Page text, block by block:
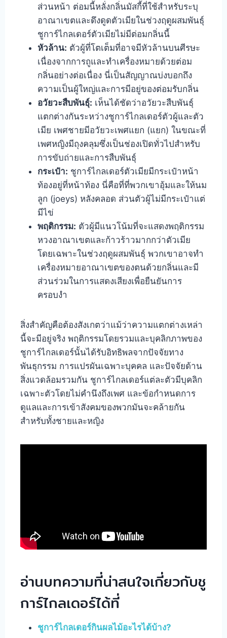
ส่วนหน้า ต่อมนี้หลั่งกลิ่นมัสกี้ที่ใช้สำหรับระบุ
อาณาเขตและดึงดูดตัวเมียในช่วงฤดูผสมพันธุ์
ชูการ์ไกลเดอร์ตัวเมียไม่มีต่อมกลิ่นนี้
หัวล้าน: ตัวผู้ที่โตเต็มที่อาจมีหัวล้านบนศีรษะ
เนื่องจากการถูและทำเครื่องหมายด้วยต่อม
กลิ่นอย่างต่อเนื่อง นี่เป็นสัญญาณบ่งบอกถึง
ความเป็นผู้ใหญ่และการมีอยู่ของต่อมรับกลิ่น
อวัยวะสืบพันธุ์: เห็นได้ชัดว่าอวัยวะสืบพันธุ์
แตกต่างกันระหว่างชูการ์ไกลเดอร์ตัวผู้และตัว
เมีย เพศชายมีอวัยวะเพศแยก (แยก) ในขณะที่
เพศหญิงมีถุงคลุมซึ่งเป็นช่องเปิดทั่วไปสำหรับ
การขับถ่ายและการสืบพันธุ์
กระเป๋า: ชูการ์ไกลเดอร์ตัวเมียมีกระเป๋าหน้า
ท้องอยู่ที่หน้าท้อง นี่คือที่ที่พวกเขาอุ้มและให้นม
ลูก (joeys) หลังคลอด ส่วนตัวผู้ไม่มีกระเป๋าแต่
มีไข่
พฤติกรรม: ตัวผู้มีแนวโน้มที่จะแสดงพฤติกรรม
หวงอาณาเขตและก้าวร้าวมากกว่าตัวเมีย
โดยเฉพาะในช่วงฤดูผสมพันธุ์ พวกเขาอาจทำ
เครื่องหมายอาณาเขตของตนด้วยกลิ่นและมี
ส่วนร่วมในการแสดงเสียงเพื่อยืนยันการ
ครอบงำ
สิ่งสำคัญคือต้องสังเกตว่าแม้ว่าความแตกต่างเหล่า
นี้จะมีอยู่จริง พฤติกรรมโดยรวมและบุคลิกภาพของ
ชูการ์ไกลเดอร์นั้นได้รับอิทธิพลจากปัจจัยทาง
พันธุกรรม การแปรผันเฉพาะบุคคล และปัจจัยด้าน
สิ่งแวดล้อมรวมกัน ชูการ์ไกลเดอร์แต่ละตัวมีบุคลิก
เฉพาะตัวโดยไม่คำนึงถึงเพศ และข้อกำหนดการ
ดูแลและการเข้าสังคมของพวกมันจะคล้ายกัน
สำหรับทั้งชายและหญิง
อ่านบทความที่น่าสนใจเกี่ยวกับชู
การ์ไกลเดอร์ได้ที่
ชูการ์ไกลเดอร์กินผลไม้อะไรได้บ้าง?